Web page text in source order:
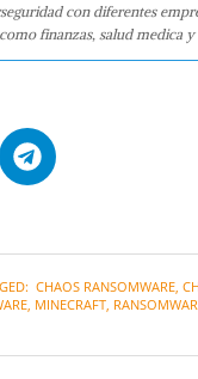
con diferentes
finanzas, salud medica
CHAOS RANSOMWARE,
, MINECRAFT,